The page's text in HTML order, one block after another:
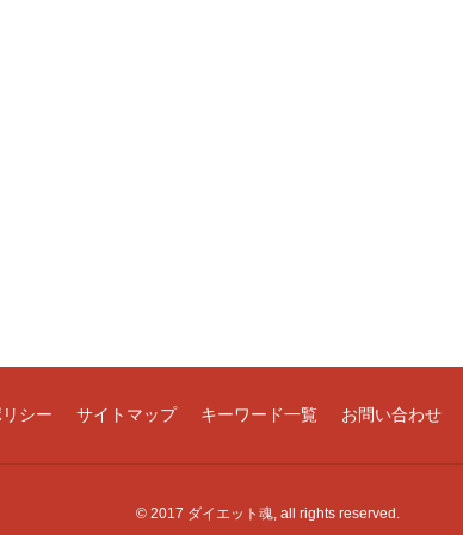
シー サイトマップ キーワード一覧 お問い合わせ
© 2017 ダイエット魂, all rights reserved.